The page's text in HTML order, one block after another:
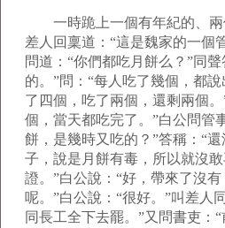
一時跪上一個有年紀的、兩
差人回稟道：“這是魏家的一個
問道：“你們都吃月餅么？”同
的。”問：“每人吃了幾個，都
了四個，吃了兩個，還剩兩個
個，當天都吃完了。”白公問管
餅，是幾時又吃的？”答稱：“
子，說是月餅有毒，所以就沒
證。”白公說：“好，帶來了沒
呢。”白公說：“很好。”叫差人
同長工全下去罷。”又問書吏：